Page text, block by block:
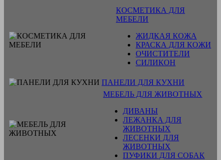
КОСМЕТИКА ДЛЯ
МЕБЕЛИ
ЖИДКАЯ КОЖА
КРАСКА ДЛЯ КОЖИ
ОЧИСТИТЕЛИ
СИЛИКОН
ПАНЕЛИ ДЛЯ КУХНИ
МЕБЕЛЬ ДЛЯ ЖИВОТНЫХ
ДИВАНЫ
ЛЕЖАНКА ДЛЯ
ЖИВОТНЫХ
ЛЕСЕНКИ ДЛЯ
ЖИВОТНЫХ
ПУФИКИ ДЛЯ СОБАК